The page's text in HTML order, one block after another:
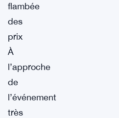
flambée
des
prix
À
l’approche
de
l’événement
très